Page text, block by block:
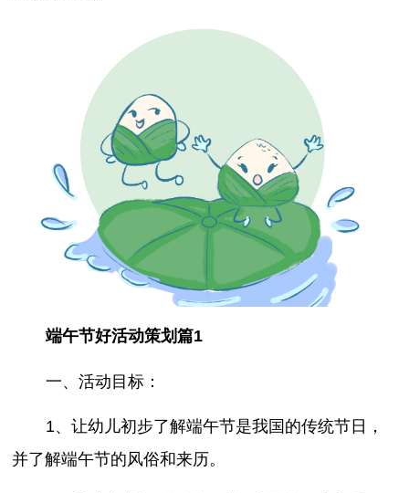
端午节好活动策划篇1
一、活动目标：
1、让幼儿初步了解端午节是我国的传统节日，
并了解端午节的风俗和来历。